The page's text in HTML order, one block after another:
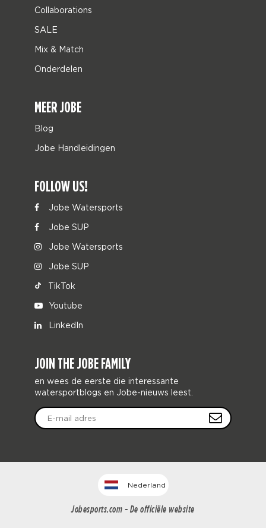
Collaborations
SALE
Mix & Match
Onderdelen
MEER JOBE
Blog
Jobe Handleidingen
FOLLOW US!
Jobe Watersports
Jobe SUP
Jobe Watersports
Jobe SUP
TikTok
Youtube
LinkedIn
JOIN THE JOBE FAMILY
en wees de eerste die interessante
watersportblogs en Jobe-nieuws leest.
Nederland
Jobesports.com - De officiële website